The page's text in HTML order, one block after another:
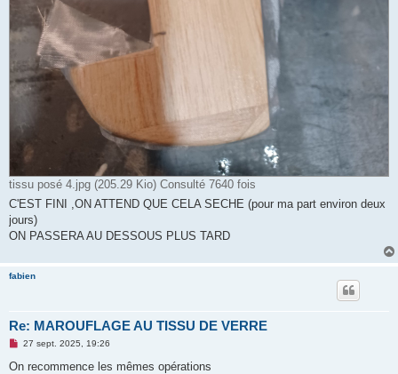
tissu posé 4.jpg (205.29 Kio) Consulté 7640 fois
C'EST FINI ,ON ATTEND QUE CELA SECHE (pour ma part environ deux
jours)
ON PASSERA AU DESSOUS PLUS TARD
fabien
Re: MAROUFLAGE AU TISSU DE VERRE
M
s
27 sept. 2025, 19:26
On recommence les mêmes opérations